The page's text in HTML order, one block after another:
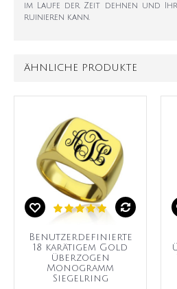
im Laufe der Zeit dehnen und
ruinieren kann.
ÄHNLICHE PRODUKTE
Benutzerdefinierte
18 karätigem Gold
überzogen
Monogramm
Siegelring